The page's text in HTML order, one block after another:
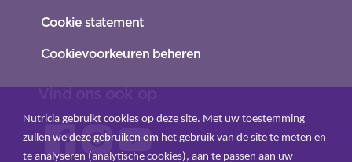
Cookie statement
Cookievoorkeuren beheren
Nutricia gebruikt cookies op deze site. Met uw toestemming
zullen we deze gebruiken om het gebruik van de site te meten en
te analyseren (analytische cookies), aan te passen aan uw